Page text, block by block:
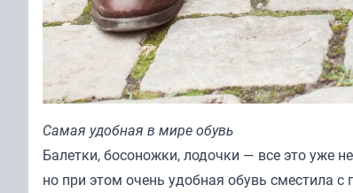
Самая удобная в мире обувь
Балетки, босоножки, лодочки — все это уже
но при этом очень удобная обувь сместила